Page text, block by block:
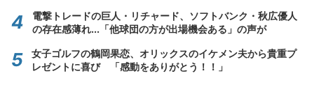
電撃トレードの巨人・リチャード、ソフトバンク・秋広優人
の存在感薄れ...「他球団の方が出場機会ある」の声が
女子ゴルフの鶴岡果恋、オリックスのイケメン夫から貴重プ
レゼントに喜び 「感動をありがとう！！」